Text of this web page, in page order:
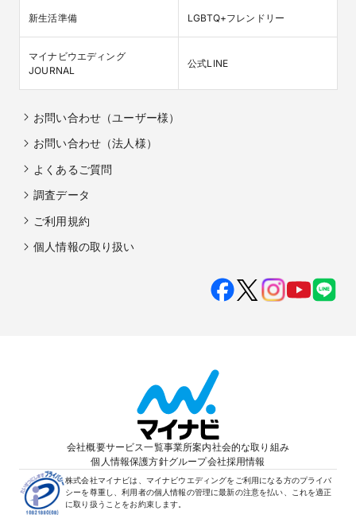
新生活準備 LGBTQ+フレンドリー
マイナビウエディング
JOURNAL
公式LINE
お問い合わせ（ユーザー様）
お問い合わせ（法人様）
よくあるご質問
調査データ
ご利用規約
個人情報の取り扱い
会社概要サービス一覧事業所案内社会的な取り組み
個人情報保護方針グループ会社採用情報
株式会社マイナビは、マイナビウエディングをご利用になる方のプライバ
シーを尊重し、利用者の個人情報の管理に最新の注意を払い、これを適正
に取り扱うことをお約束します。